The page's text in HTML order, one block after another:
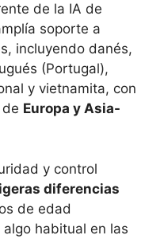
de la IA de
soporte a
incluyendo danés,
(Portugal),
y vietnamita, con
Europa y Asia-
y control
diferencias
de edad
habitual en las